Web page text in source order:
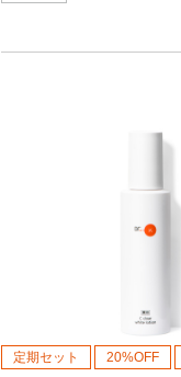
定期セット 20%OFF